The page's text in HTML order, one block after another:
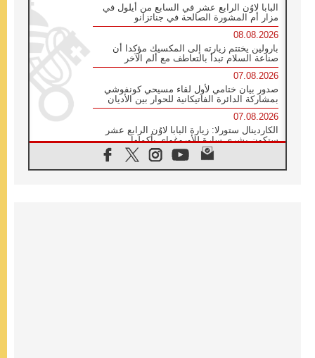
البابا لاوُن الرابع عشر في السابع من أيلول في
مزار أم المشورة الصالحة في جناتزانو
08.08.2026
بارولين يختتم زيارته إلى المكسيك مؤكدا أن
صناعة السلام تبدأ بالتعاطف مع ألم الآخر
07.08.2026
صدور بيان ختامي لأول لقاء مسيحي كونفوشي
بمشاركة الدائرة الفاتيكانية للحوار بين الأديان
07.08.2026
الكاردينال ستورلا: زيارة البابا لاوُن الرابع عشر
ستكون بشرى سارة للأوروغواي بأكملها
الفاتيكان يعلن برنامج الزيارة الرسولية للبابا لاوُن